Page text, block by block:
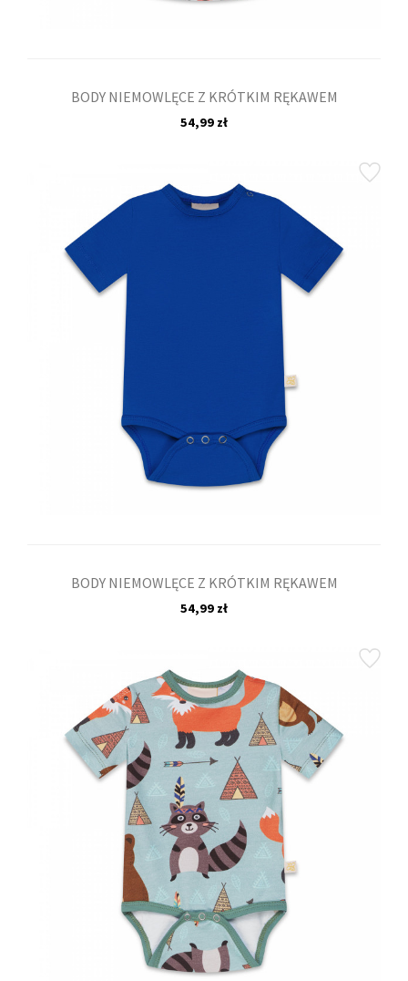
BODY NIEMOWLĘCE Z KRÓTKIM RĘKAWEM
54,99 zł
BODY NIEMOWLĘCE Z KRÓTKIM RĘKAWEM
54,99 zł